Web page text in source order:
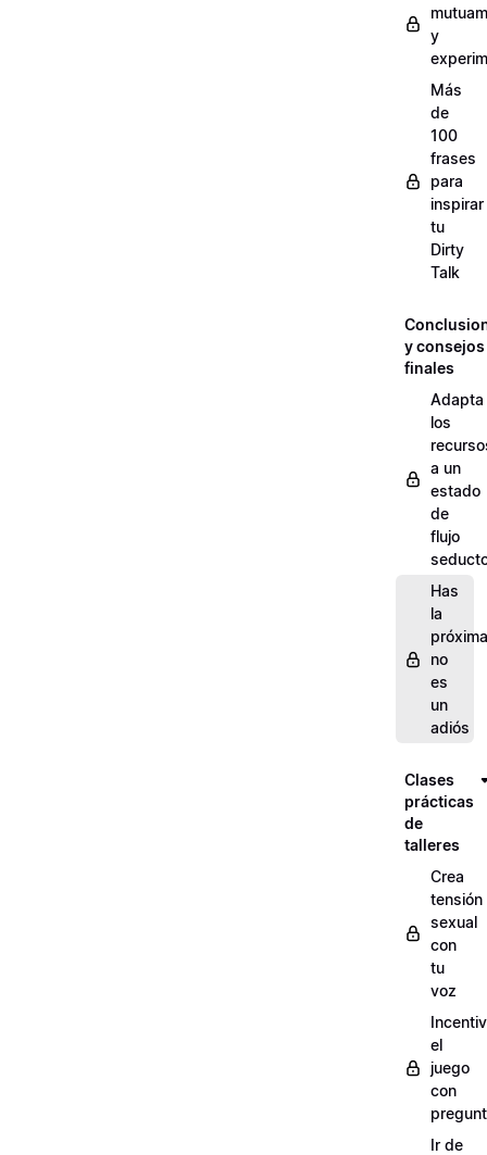
y
Más
de
100
frases
para
inspirar
tu
Dirty
Talk
y consejos
finales
Adapta
los
a un
estado
de
flujo
Has
la
no
es
un
adiós
Clases
prácticas
de
talleres
Crea
tensión
sexual
con
tu
voz
el
juego
con
Ir de